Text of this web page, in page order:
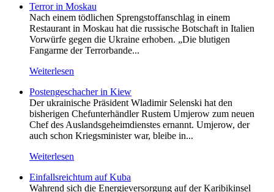
Terror in Moskau
Nach einem tödlichen Sprengstoffanschlag in einem
Restaurant in Moskau hat die russische Botschaft in Italien
Vorwürfe gegen die Ukraine erhoben. „Die blutigen
Fangarme der Terrorbande...
Weiterlesen
Postengeschacher in Kiew
Der ukrainische Präsident Wladimir Selenski hat den
bisherigen Chefunterhändler Rustem Umjerow zum neuen
Chef des Auslandsgeheimdienstes ernannt. Umjerow, der
auch schon Kriegsminister war, bleibe in...
Weiterlesen
Einfallsreichtum auf Kuba
Wahrend sich die Energieversorgung auf der Karibikinsel